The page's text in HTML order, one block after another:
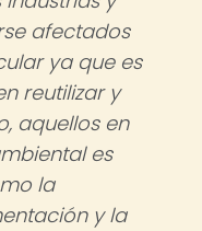
afectados
ya que es
reutilizar y
aquellos en
es
la
y la